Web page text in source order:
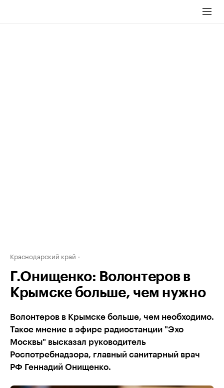
Краснодарский край
Г.Онищенко: Волонтеров в
Крымске больше, чем нужно
Волонтеров в Крымске больше, чем необходимо.
Такое мнение в эфире радиостанции "Эхо
Москвы" высказал руководитель
Роспотребнадзора, главный санитарный врач
РФ Геннадий Онищенко.